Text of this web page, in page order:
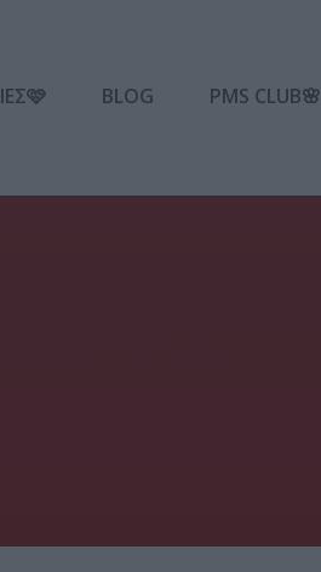
BLOG PMS CLUB🌸